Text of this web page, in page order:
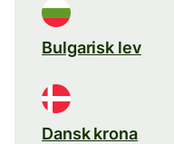
Bulgarisk lev
Dansk krona